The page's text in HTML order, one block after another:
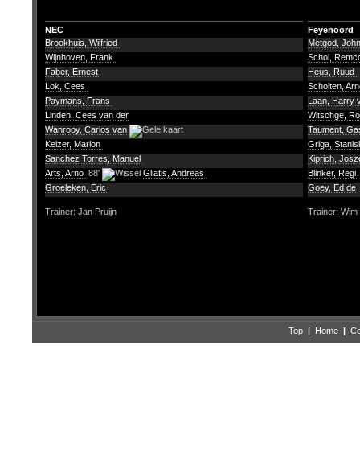
NEC
Feyenoord
Brookhuis, Wilfried
Wijnhoven, Frank
Faber, Ernest
Lok, Cees
Paymans, Frans
Linden, Cees van der
Wanrooy, Carlos van
Keizer, Marlon
Sanchez Torres, Manuel
Arts, Arno 88'
Gliatis, Andreas
Groeleken, Eric
Metgod,
Schol,
Heus, Ruud
Scholten,
Laan, Harry
Witschge,
Taument,
Griga,
Kiprich,
Blinker, Regi
Goey, Ed de
Trainer: Jan Pruijn Trainer:
Top | Home |